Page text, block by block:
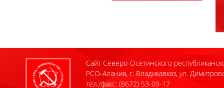
Сайт Северо-Осетинского
РСО-Алания, г. Владикавказ, ул.
тел./факс: (8672) 53-09-17